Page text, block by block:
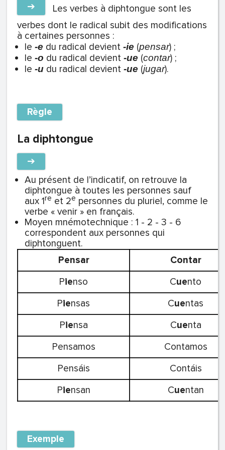
➔
Les verbes à diphtongue sont les
verbes dont le radical subit des modifications
à certaines personnes :
le -e du radical devient -ie (pensar) ;
le -o du radical devient -ue (contar) ;
le -u du radical devient -ue (jugar).
Règle
La diphtongue
➔
Au présent de l’indicatif, on retrouve la
diphtongue à toutes les personnes sauf
aux 1re et 2e personnes du pluriel, comme le
verbe « venir » en français.
Moyen mnémotechnique : 1 - 2 - 3 - 6
correspondent aux personnes qui
diphtonguent.
Pensar
Contar
Pienso Cuento
Piensas Cuentas
Piensa Cuenta
Pensamos
Contamos
Pensáis
Contáis
Piensan Cuentan
Exemple